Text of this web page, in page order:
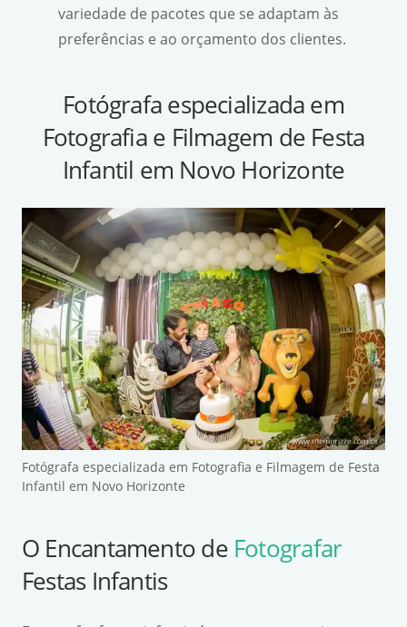
variedade de pacotes que se adaptam às
preferências e ao orçamento dos clientes.
Fotógrafa especializada em
Fotografia e Filmagem de Festa
Infantil em Novo Horizonte
Fotógrafa especializada em Fotografia e Filmagem de Festa
Infantil em Novo Horizonte
O Encantamento de Fotografar
Festas Infantis